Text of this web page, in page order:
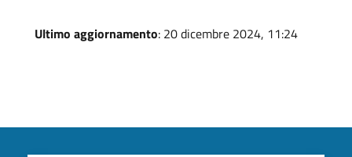
Ultimo aggiornamento: 20 dicembre 2024, 11:24